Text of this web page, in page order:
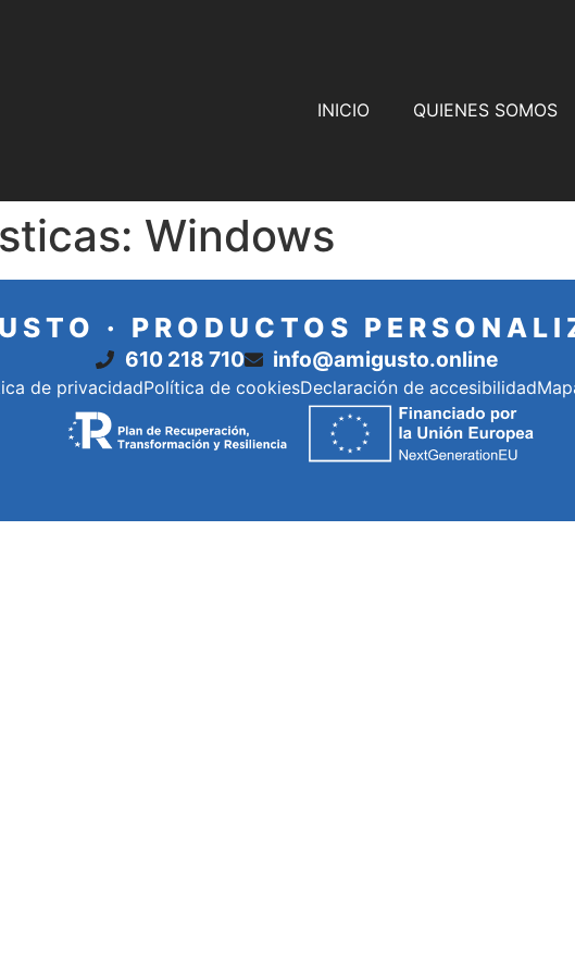
INICIO QUIENES SOMOS
Windows
· PRODUCTOS
610 218 710 info@amigusto.online
de privacidadPolítica de cookiesDeclaración de accesibilidad